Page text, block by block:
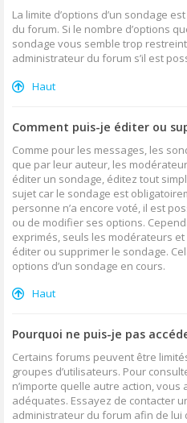
La limite d’options d’un sondage
du forum. Si le nombre d’options
sondage vous semble trop
administrateur du forum s’il est
Haut
Comment puis-je éditer ou
Comme pour les messages, les
que par leur auteur, les
éditer un sondage, éditez tout
sujet car le sondage est
personne n’a encore voté, il est
ou de modifier ses options.
exprimés, seuls les modérateurs
éditer ou supprimer le sondage.
options d’un sondage en cours.
Haut
Pourquoi ne puis-je pas
Certains forums peuvent être
groupes d’utilisateurs. Pour
n’importe quelle autre action,
adéquates. Essayez de contacter
administrateur du forum afin de lui